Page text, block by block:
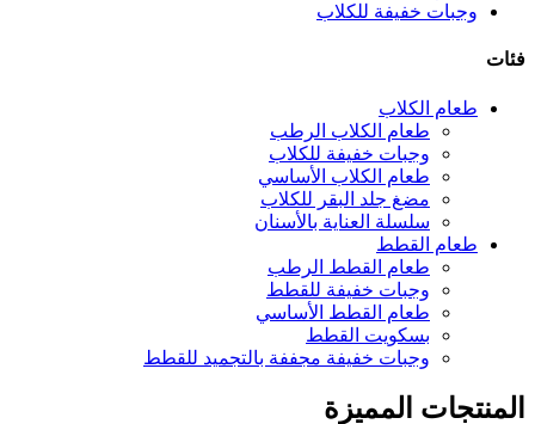
وجبات خفيفة للكلاب
فئات
طعام الكلاب
طعام الكلاب الرطب
وجبات خفيفة للكلاب
طعام الكلاب الأساسي
مضغ جلد البقر للكلاب
سلسلة العناية بالأسنان
طعام القطط
طعام القطط الرطب
وجبات خفيفة للقطط
طعام القطط الأساسي
بسكويت القطط
وجبات خفيفة مجففة بالتجميد للقطط
المنتجات المميزة